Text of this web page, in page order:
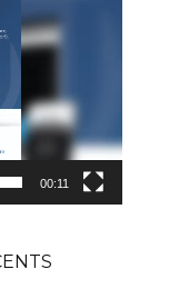
00:11